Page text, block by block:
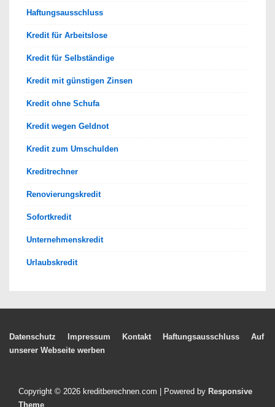
Haftungsausschluss
Kredit für Arbeitslose
Kredit für Selbständige
Kredit mit günstigen Zinsen
Kredit ohne Schufa
Kredit wegen Geldnot
Kredit zum Umschulden
Kreditrechner
Renovierungskredit
Sofortkredit
Unternehmenskredit
Urlaubskredit
Footer-
Datenschutz Impressum Kontakt Haftungsausschluss
Auf
unserer Webseite werben
Copyright © 2026 kreditberechnen.com | Powered by Responsive
Theme